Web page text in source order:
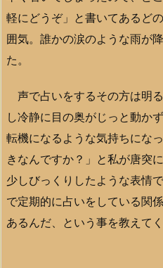
軽にどうぞ」と書いてあるど
囲気。誰かの涙のような雨が
た。
声で占いをするその方は明
し冷静に目の奥がじっと動か
転機になるような気持ちにな
きなんですか？」と私が唐突
少しびっくりしたような表情
で定期的に占いをしている関
あるんだ、という事を教えてく